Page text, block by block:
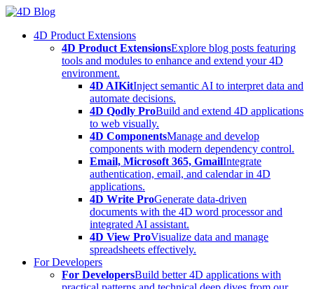
Skip
content4D Product Extensions
4D Product ExtensionsExplore blog posts featuring
tools and modules to enhance and extend your 4D
environment.
4D AIKitInject semantic AI to interpret data and
automate decisions.
4D Qodly ProBuild and extend 4D applications
to web visually.
4D ComponentsManage and develop
components with modern dependency control.
Email, Microsoft 365, GmailIntegrate
authentication, email, and calendar in 4D
applications.
4D Write ProGenerate data-driven
documents with the 4D word processor and
integrated AI assistant.
4D View ProVisualize data and manage
spreadsheets effectively.
For Developers
For DevelopersBuild better 4D applications with